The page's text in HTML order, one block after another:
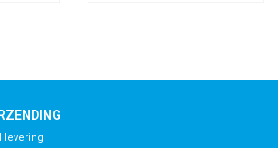
levering